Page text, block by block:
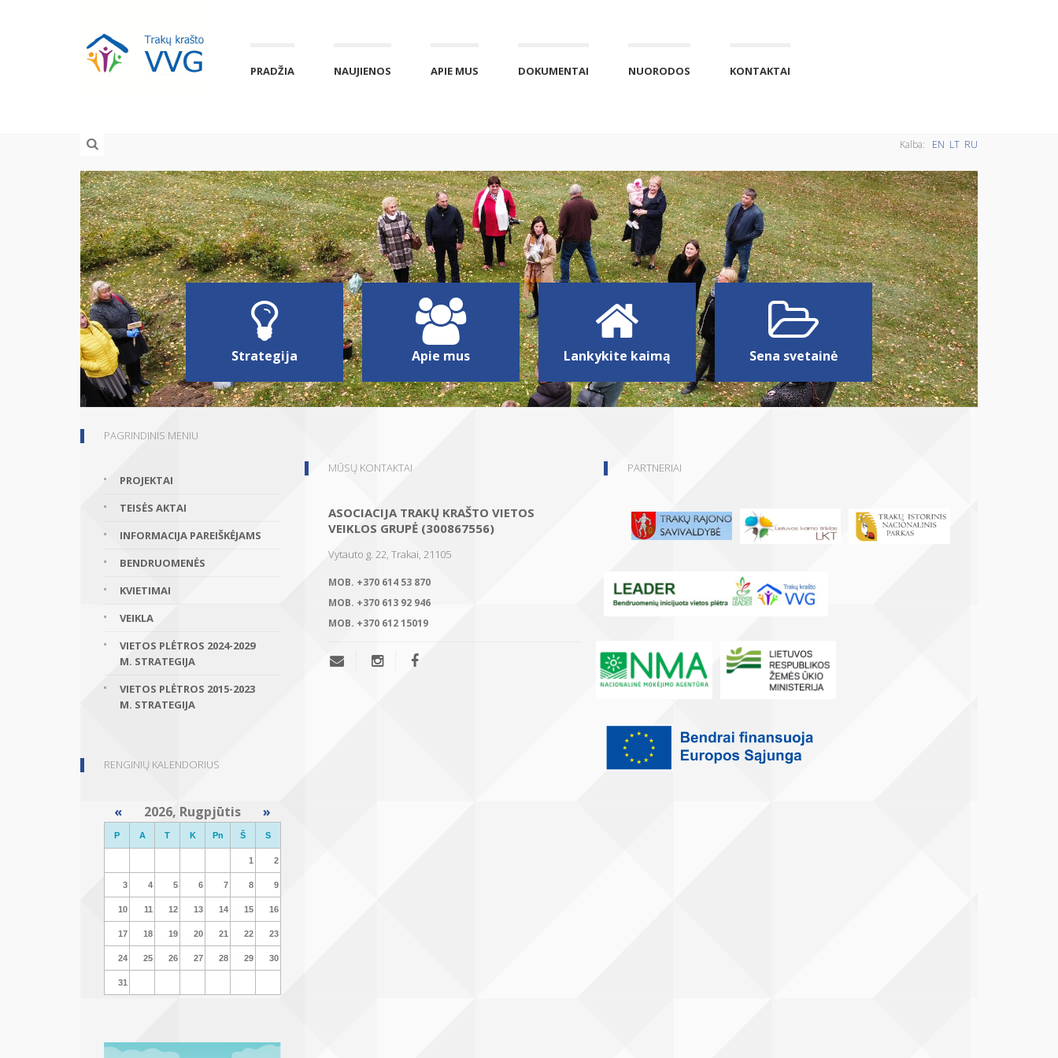
PRADŽIA NAUJIENOS APIE MUS DOKUMENTAI NUORODOS KONTAKTAI
Kalba: EN LT RU
Strategija Apie mus Lankykite kaimą Sena svetainė
PAGRINDINIS MENIU
PROJEKTAI
TEISĖS AKTAI
INFORMACIJA PAREIŠKĖJAMS
BENDRUOMENĖS
KVIETIMAI
VEIKLA
VIETOS PLĖTROS 2024-2029
M. STRATEGIJA
VIETOS PLĖTROS 2015-2023
M. STRATEGIJA
RENGINIŲ KALENDORIUS
« 2026, Rugpjūtis »
P A T K Pn Š S
1 2
3 4 5 6 7 8 9
10 11 12 13 14 15 16
17 18 19 20 21 22 23
24 25 26 27 28 29 30
31
MŪSŲ KONTAKTAI
ASOCIACIJA TRAKŲ KRAŠTO VIETOS
VEIKLOS GRUPĖ (300867556)
Vytauto g. 22, Trakai, 21105
MOB. +370 614 53 870
MOB. +370 613 92 946
MOB. +370 612 15019
PARTNERIAI